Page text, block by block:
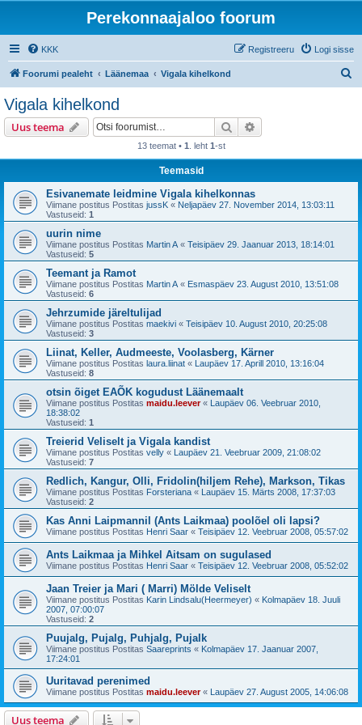
Perekonnaajaloo foorum
KKK Logi sisse
Registreeru
Foorumi pealeht Läänemaa Vigala kihelkond
Vigala kihelkond
Uus teema Otsi
13 teemat • 1 . leht 1-st
Teemasid
Esivanemate leidmine Vigala kihelkonnas
Viimane postitus Postitas jussK « Neljapäev 27. November 2014, 13:03:11
Vastuseid: 1
uurin nime
Viimane postitus Postitas Martin A « Teisipäev 29. Jaanuar 2013, 18:14:01
Vastuseid: 5
Teemant ja Ramot
Viimane postitus Postitas Martin A « Esmaspäev 23. August 2010, 13:51:08
Vastuseid: 6
Jehrzumide järeltulijad
Viimane postitus Postitas maekivi « Teisipäev 10. August 2010, 20:25:08
Vastuseid: 3
Liinat, Keller, Audmeeste, Voolasberg, Kärner
Viimane postitus Postitas laura.liinat « Laupäev 17. Aprill 2010, 13:16:04
Vastuseid: 8
otsin õiget EAÕK kogudust Läänemaalt
Viimane postitus Postitas maidu.leever« Laupäev 06. Veebruar 2010,
18:38:02
Vastuseid: 1
Treierid Veliselt ja Vigala kandist
Viimane postitus Postitas velly « Laupäev 21. Veebruar 2009, 21:08:02
Vastuseid: 7
Redlich, Kangur, Olli, Fridolin(hiljem Rehe), Markson, Tikas
Viimane postitus Postitas Forsteriana « Laupäev 15. Märts 2008, 17:37:03
Vastuseid: 2
Kas Anni Laipmannil (Ants Laikmaa) poolõel oli lapsi?
Viimane postitus Postitas Henri Saar « Teisipäev 12. Veebruar 2008, 05:57:02
Ants Laikmaa ja Mihkel Aitsam on sugulased
Viimane postitus Postitas Henri Saar « Teisipäev 12. Veebruar 2008, 05:52:02
Jaan Treier ja Mari ( Marri) Mölde Veliselt
Viimane postitus Postitas Karin Lindsalu(Heermeyer) « Kolmapäev 18. Juuli
2007, 07:00:07
Vastuseid: 2
Puujalg, Pujalg, Puhjalg, Pujalk
Viimane postitus Postitas Saareprints « Kolmapäev 17. Jaanuar 2007,
17:24:01
Uuritavad perenimed
Viimane postitus Postitas maidu.leever« Laupäev 27. August 2005, 14:06:08
Uus teema